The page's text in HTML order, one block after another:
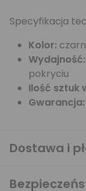
Specyfikacja
Kolor:
Wydajność:
pokryciu
Ilość sztuk
Gwarancja:
Dostawa i